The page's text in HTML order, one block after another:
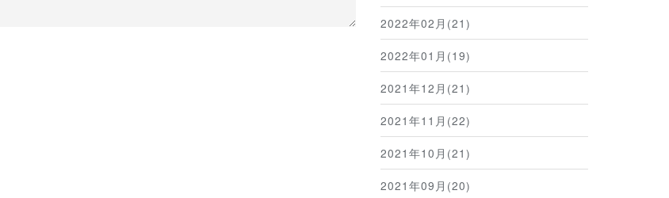
2022年02月(21)
2022年01月(19)
2021年12月(21)
2021年11月(22)
2021年10月(21)
2021年09月(20)